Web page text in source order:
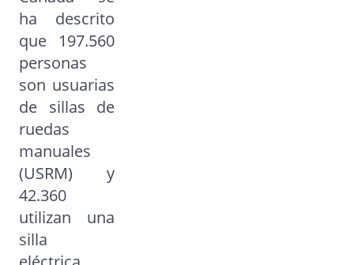
ha descrito
que 197.560
personas
son usuarias
de sillas de
ruedas
manuales
(USRM) y
42.360
utilizan una
silla